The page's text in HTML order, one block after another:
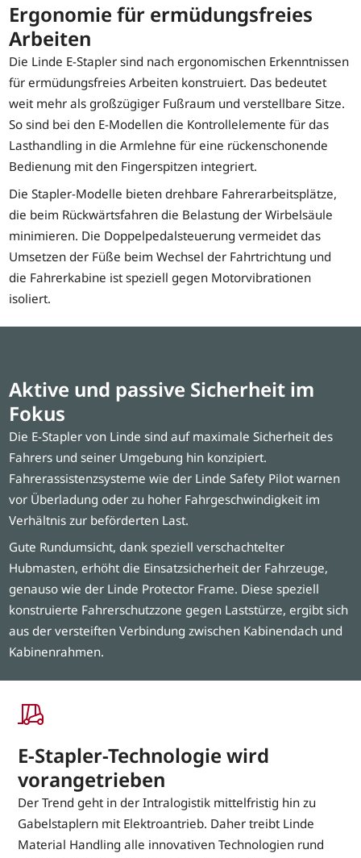
Ergonomie für ermüdungsfreies
Arbeiten
Die Linde E-Stapler sind nach ergonomischen Erkenntnissen
für ermüdungsfreies Arbeiten konstruiert. Das bedeutet
weit mehr als großzügiger Fußraum und verstellbare Sitze.
So sind bei den E-Modellen die Kontrollelemente für das
Lasthandling in die Armlehne für eine rückenschonende
Bedienung mit den Fingerspitzen integriert.
Die Stapler-Modelle bieten drehbare Fahrerarbeitsplätze,
die beim Rückwärtsfahren die Belastung der Wirbelsäule
minimieren. Die Doppelpedalsteuerung vermeidet das
Umsetzen der Füße beim Wechsel der Fahrtrichtung und
die Fahrerkabine ist speziell gegen Motorvibrationen
isoliert.
Aktive und passive Sicherheit im
Fokus
Die E-Stapler von Linde sind auf maximale Sicherheit des
Fahrers und seiner Umgebung hin konzipiert.
Fahrerassistenzsysteme wie der Linde Safety Pilot warnen
vor Überladung oder zu hoher Fahrgeschwindigkeit im
Verhältnis zur beförderten Last.
Gute Rundumsicht, dank speziell verschachtelter
Hubmasten, erhöht die Einsatzsicherheit der Fahrzeuge,
genauso wie der Linde Protector Frame. Diese speziell
konstruierte Fahrerschutzzone gegen Laststürze, ergibt sich
aus der versteiften Verbindung zwischen Kabinendach und
Kabinenrahmen.
E-Stapler-Technologie wird
vorangetrieben
Der Trend geht in der Intralogistik mittelfristig hin zu
Gabelstaplern mit Elektroantrieb. Daher treibt Linde
Material Handling alle innovativen Technologien rund